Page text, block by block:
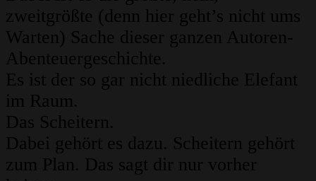
zweitgrößte (denn hier geht’s nicht ums
Warten) Sache dieser ganzen Autoren-
Abenteuergeschichte.
Es ist der so gar nicht niedliche Elefant
im Raum.
Das Scheitern.
Dabei gehört es dazu. Scheitern gehört
zum Plan. Das sagt dir nur vorher